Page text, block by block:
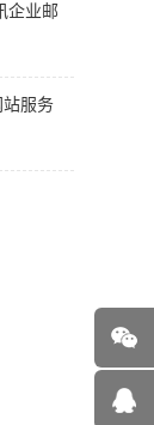
企业邮
站服务